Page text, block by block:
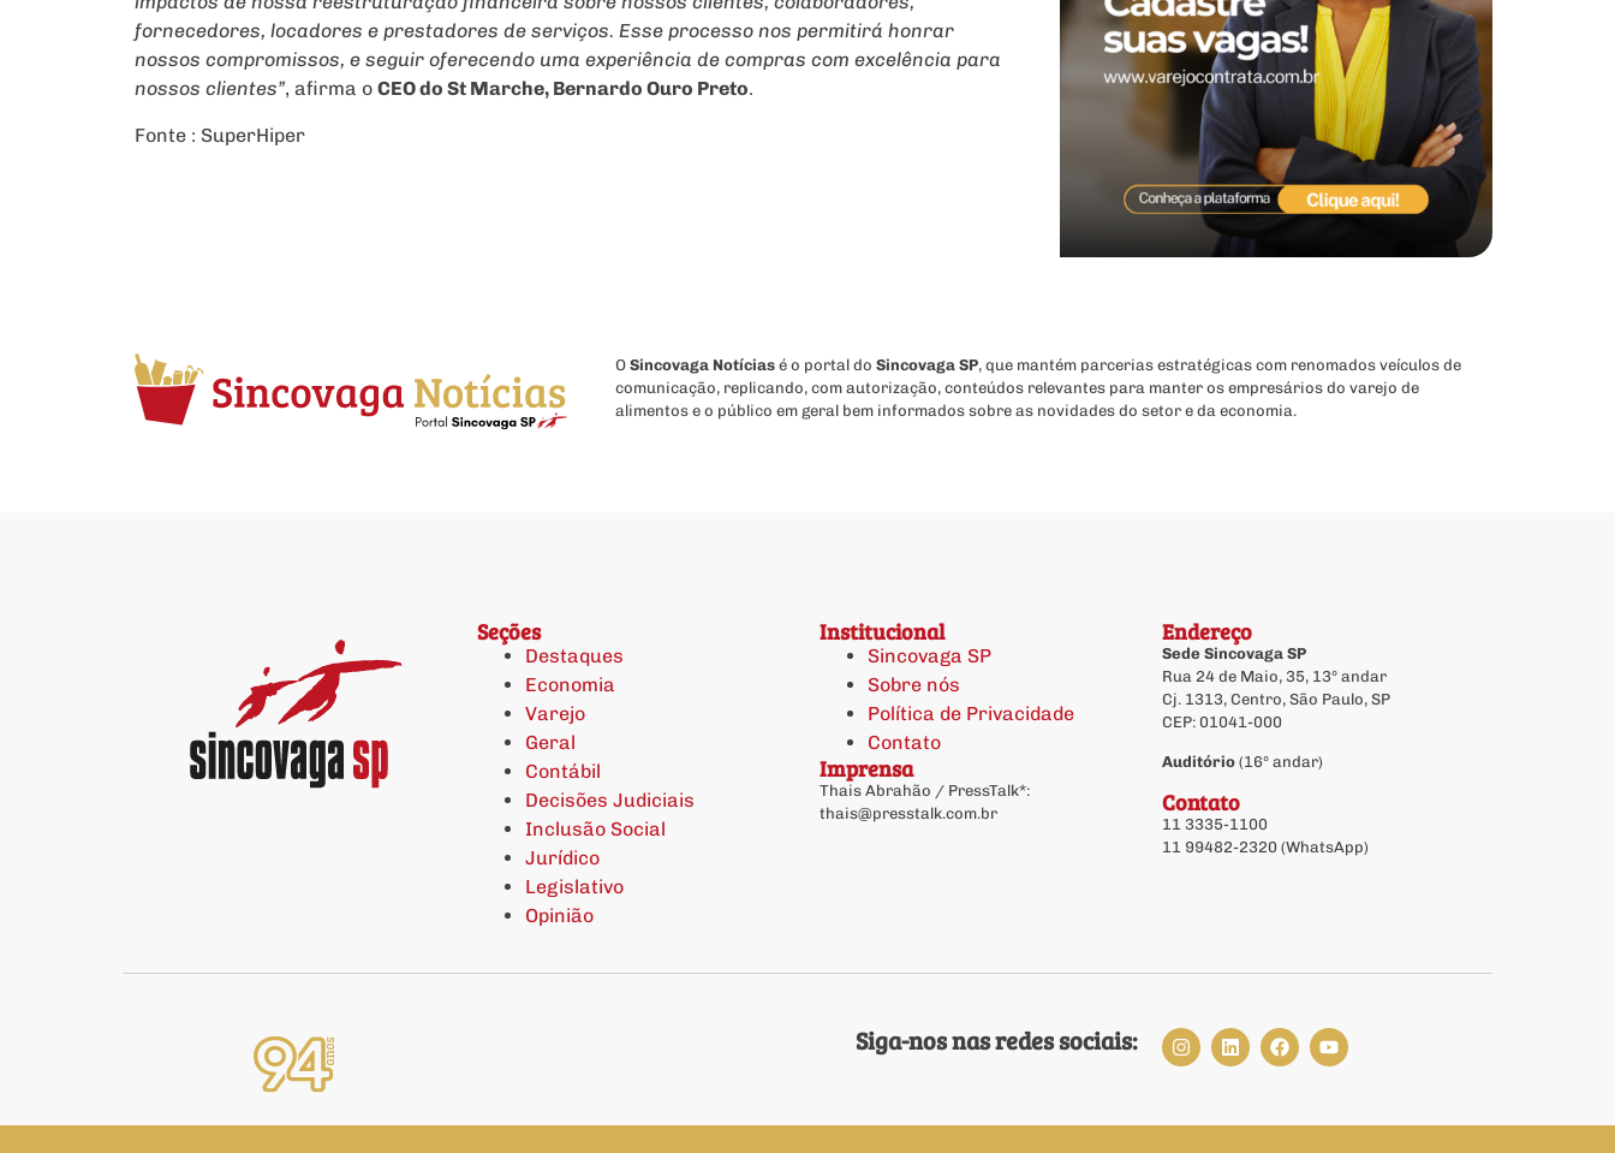
fornecedores, locadores e prestadores de serviços. Esse processo nos permitirá honrar
nossos compromissos, e seguir oferecendo uma experiência de compras com excelência para
nossos clientes”, afirma o CEO do St Marche, Bernardo Ouro Preto.
Fonte : SuperHiper
O Sincovaga Notíciasé o portal do Sincovaga SP, que mantém parcerias estratégicas com renomados veículos de
comunicação, replicando, com autorização, conteúdos relevantes para manter os empresários do varejo de
alimentos e o público em geral bem informados sobre as novidades do setor e da economia.
Seções
Destaques
Economia
Varejo
Geral
Contábil
Decisões Judiciais
Inclusão Social
Jurídico
Legislativo
Opinião
Institucional
Sincovaga SP
Sobre nós
Política de Privacidade
Contato
Imprensa
Thais Abrahão / PressTalk*:
thais@presstalk.com.br
Endereço
Sede Sincovaga SP
Rua 24 de Maio, 35, 13º andar
Cj. 1313, Centro, São Paulo, SP
CEP: 01041-000
Auditório (16º andar)
Contato
11 3335-1100
11 99482-2320 (WhatsApp)
Siga-nos nas redes sociais: